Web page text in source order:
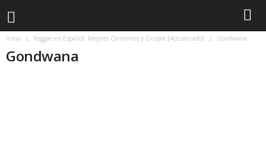
Inicio Reggae en Español: Mejores Cantantes y Grupos [Actualizado] Gondwana
Gondwana